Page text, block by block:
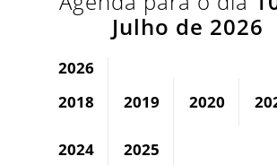
Julho de 2026
2026
2018
2019 2020
2024 2025